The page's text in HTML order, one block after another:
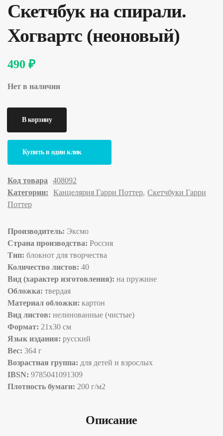
Скетчбук на спирали.
Хогвартс (неоновый)
490 ₽
Нет в наличии
Купить в один клик
Код товара
408092
Категории:
Канцелярия Гарри Поттер Скетчбуки Гарри
Поттер
Производитель: Эксмо
Страна производства: Россия
Тип: блокнот для творчества
Количество листов: 40
Вид (характер изготовления): на пружине
Обложка: твердая
Материал обложки: картон
Вид листов: нелинованные (чистые)
Формат: 21х30 см
Язык издания: русский
Вес: 364 г
Возрастная группа: для детей и взрослых
IBSN: 9785041091309
Плотность бумаги: 200 г/м2
Описание